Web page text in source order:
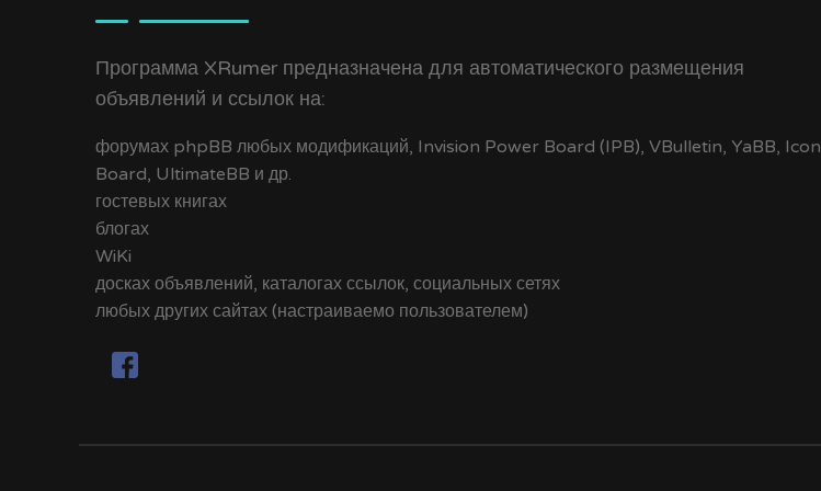
Программа XRumer предназначена для автоматического размещения
объявлений и ссылок на:
форумах phpBB любых модификаций, Invision Power Board (IPB), VBulletin, YaBB, Icon
Board, UltimateBB и др.
гостевых книгах
блогах
WiKi
досках объявлений, каталогах ссылок, социальных сетях
любых других сайтах (настраиваемо пользователем)